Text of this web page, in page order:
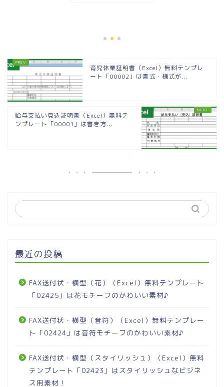
育児休業証明書（Excel）無料テンプレ
ート「00002」は書式・様式が...
給与支払い見込証明書（Excel）無料テ
ンプレート「00001」は書き方...
最近の投稿
FAX送付状・横型（花）（Excel）無料テンプレート
「02425」は花モチーフのかわいい素材♪
FAX送付状・横型（音符）（Excel）無料テンプレー
ト「02424」は音符モチーフのかわいい素材♪
FAX送付状・横型（スタイリッシュ）（Excel）無料
テンプレート「02423」はスタイリッシュなビジネ
ス用素材！